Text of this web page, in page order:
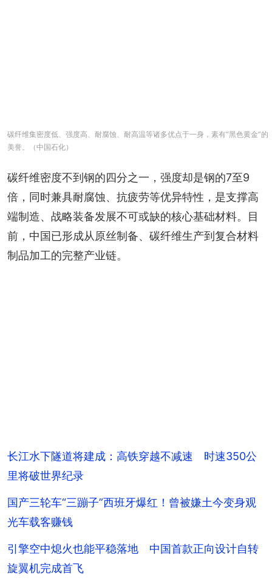
碳纤维集密度低、强度高、耐腐蚀、耐高温等诸多优点于一身，素有“黑色黄金”的
美誉。（中国石化）
碳纤维密度不到钢的四分之一，强度却是钢的7至9
倍，同时兼具耐腐蚀、抗疲劳等优异特性，是支撑高
端制造、战略装备发展不可或缺的核心基础材料。目
前，中国已形成从原丝制备、碳纤维生产到复合材料
制品加工的完整产业链。
长江水下隧道将建成：高铁穿越不减速 时速350公
里将破世界纪录
国产三轮车“三蹦子”西班牙爆红！曾被嫌土今变身观
光车载客赚钱
引擎空中熄火也能平稳落地 中国首款正向设计自转
旋翼机完成首飞